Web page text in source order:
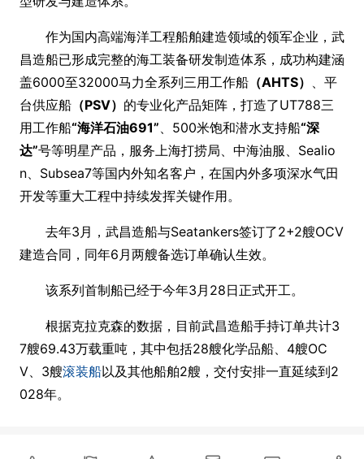
作为国内高端海洋工程船舶建造领域的领军企业，武
昌造船已形成完整的海工装备研发制造体系，成功构建涵
盖6000至32000马力全系列三用工作船 （AHTS） 、平
台供应船 （PSV） 的专业化产品矩阵，打造了UT788三
用工作船“海洋石油691”、500米饱和潜水支持船“深
达”号等明星产品，服务上海打捞局、中海油服、Sealio
n、Subsea7等国内外知名客户，在国内外多项深水气田
开发等重大工程中持续发挥关键作用。
去年3月，武昌造船与Seatankers签订了2+2艘OCV
建造合同，同年6月两艘备选订单确认生效。
该系列首制船已经于今年3月28日正式开工。
根据克拉克森的数据，目前武昌造船手持订单共计3
7艘69.43万载重吨，其中包括28艘化学品船、4艘OC
V、3艘滚装船以及其他船舶2艘，交付安排一直延续到2
028年。